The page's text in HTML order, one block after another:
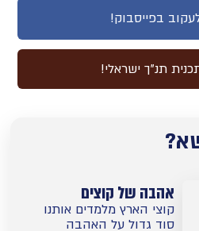
בפייסבוק!
תנ"ך ישראלי!
אהבה של קוצים
קוצי הארץ מלמדים אותנו
סוד גדול על האהבה